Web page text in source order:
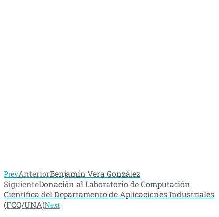
PrevAnteriorBenjamín Vera González
SiguienteDonación al Laboratorio de Computación
Científica del Departamento de Aplicaciones Industriales
(FCQ/UNA)Next